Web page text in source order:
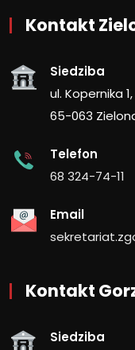
Kontakt
Siedziba
ul. Kopernika 1,
65-063
Telefon
68 324-74-11
Email
Kontakt
Siedziba